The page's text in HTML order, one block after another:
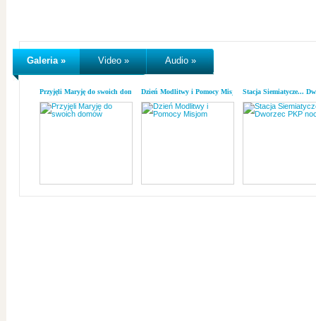
Galeria » Video » Audio »
Przyjęli Maryję do swoich domówDzień Modlitwy i Pomocy MisjomStacja Siemiatycze...